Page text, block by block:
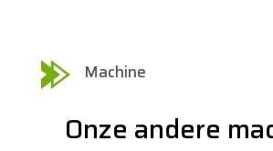
Machine
Onze andere